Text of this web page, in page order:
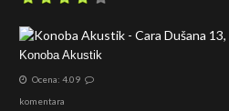
Konoba Akustik
Ocena: 4.09
komentara